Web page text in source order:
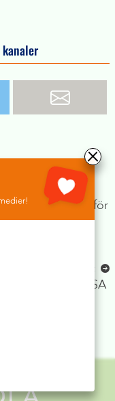
– ett paradis för
stoppad i USA